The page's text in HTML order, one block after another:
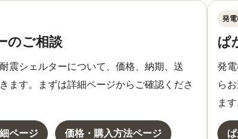
のご相談
震シェルターについて、価格、納期、送
ます。まずは詳細ページからご確認くださ
ページ 価格・購入方法ページ
発
ぱ
発
ら
ます